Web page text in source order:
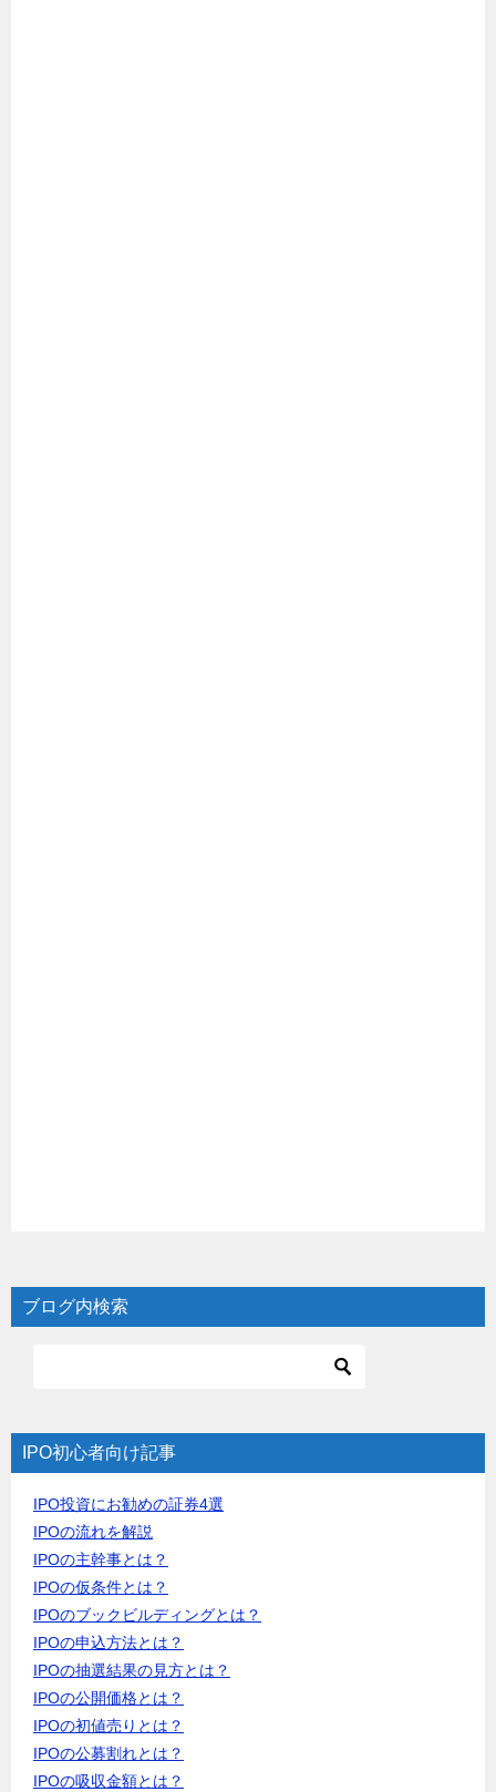
ブログ内検索
IPO初心者向け記事
IPO投資にお勧めの証券4選
IPOの流れを解説
IPOの主幹事とは？
IPOの仮条件とは？
IPOのブックビルディングとは？
IPOの申込方法とは？
IPOの抽選結果の見方とは？
IPOの公開価格とは？
IPOの初値売りとは？
IPOの公募割れとは？
IPOの吸収金額とは？